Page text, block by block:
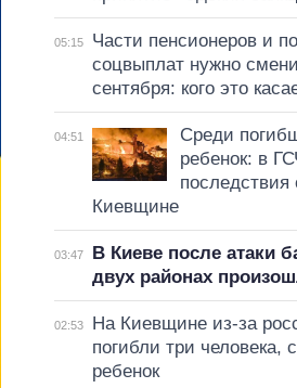
05:15
Части пенсионеров и
соцвыплат нужно
сентября: кого это
04:51
Среди
ребенок: в
последствия
Киевщине
03:47
В Киеве после атаки
двух районах
02:53
На Киевщине из-за
погибли три человека,
ребенок